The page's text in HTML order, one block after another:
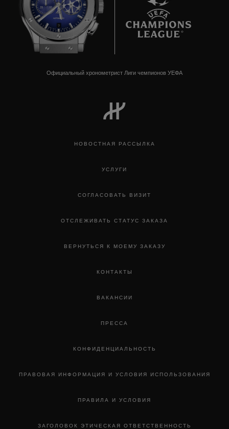
9
Официальный хронометрист Лиги чемпионов УЕФА
НОВОСТНАЯ РАССЫЛКА
УСЛУГИ
СОГЛАСОВАТЬ ВИЗИТ
ОТСЛЕЖИВАТЬ СТАТУС ЗАКАЗА
ВЕРНУТЬСЯ К МОЕМУ ЗАКАЗУ
КОНТАКТЫ
ВАКАНСИИ
ПРЕССА
КОНФИДЕНЦИАЛЬНОСТЬ
ПРАВОВАЯ ИНФОРМАЦИЯ И УСЛОВИЯ ИСПОЛЬЗОВАНИЯ
ПРАВИЛА И УСЛОВИЯ
ЗАГОЛОВОК ЭТИЧЕСКАЯ ОТВЕТСТВЕННОСТЬ